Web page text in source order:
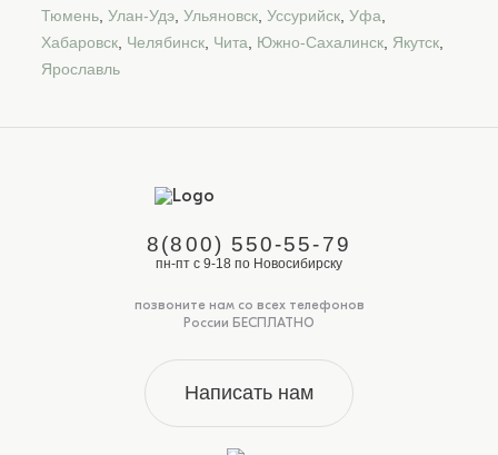
Тюмень, Улан-Удэ, Ульяновск, Уссурийск, Уфа,
Хабаровск, Челябинск, Чита, Южно-Сахалинск, Якутск,
Ярославль
8(800) 550-55-79
пн-пт с 9-18 по Новосибирску
позвоните нам со всех телефонов
России БЕСПЛАТНО
Написать нам